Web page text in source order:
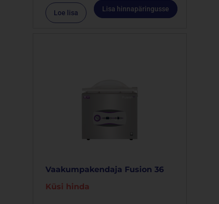
Loe lisa Lisa hinnapäringusse
Vaakumpakendaja Fusion 36
Küsi hinda